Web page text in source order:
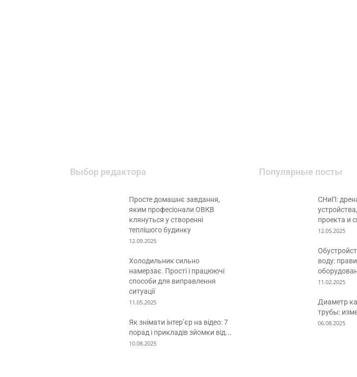
Выбор редактора
Просте домашнє завдання,
яким професіонали ОВКВ
клянуться у створенні
теплішого будинку
12.09.2025
Холодильник сильно
намерзає. Прості і працюючі
способи для виправлення
ситуації
11.05.2025
Як знімати інтер’єр на відео: 7
порад і прикладів зйомки від...
10.08.2025
Популярные посты
СНиП:
проекта и
12.05.2025
воду:
11.02.2025
Диаметр
трубы:
06.08.2025